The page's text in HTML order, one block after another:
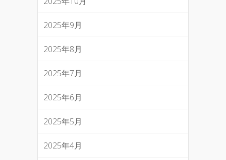
2025年9月
2025年8月
2025年7月
2025年6月
2025年5月
2025年4月